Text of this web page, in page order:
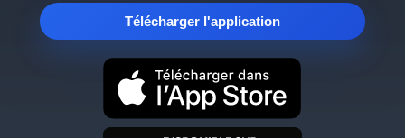
Télécharger l'application